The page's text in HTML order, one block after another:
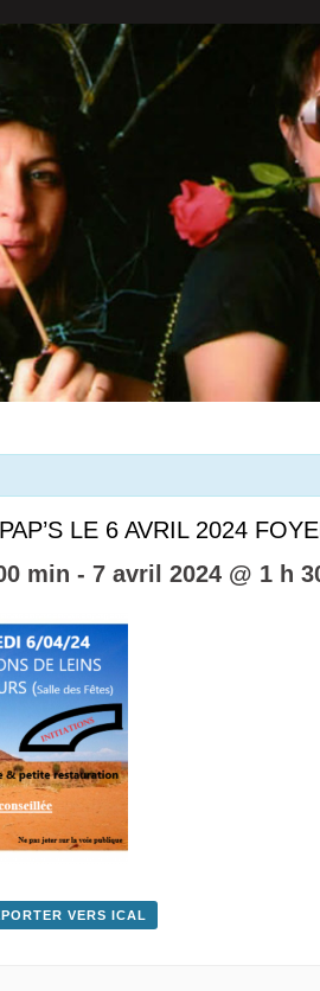
LE 6 AVRIL 2024
min - 7 avril 2024 @ 1 h
VERS ICAL